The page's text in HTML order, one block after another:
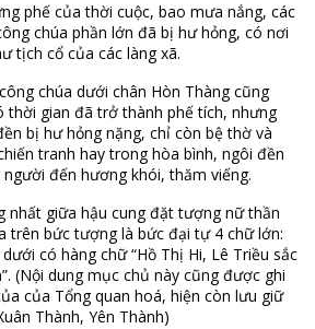
phế của thời cuộc, bao mưa nắng, các
chúa phần lớn đã bị hư hỏng, có nơi
tịch cổ của các làng xã.
chúa dưới chân Hòn Thàng cũng
thời gian đã trở thành phế tích, nhưng
bị hư hỏng nặng, chỉ còn bệ thờ và
tranh hay trong hòa bình, ngôi đền
đến hương khói, thăm viếng.
nhất giữa hậu cung đặt tượng nữ thần
trên bức tượng là bức đại tự 4 chữ lớn:
dưới có hàng chữ “Hồ Thị Hi, Lê Triều sắc
(Nội dung mục chủ này cũng được ghi
của Tổng quan hoá, hiện còn lưu giữ
Thành, Yên Thành)